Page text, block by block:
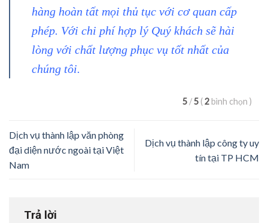
hàng hoàn tất mọi thủ tục với cơ quan cấp
phép. Với chi phí hợp lý Quý khách sẽ hài
lòng với chất lượng phục vụ tốt nhất của
chúng tôi.
5 /5 (2 bình chọn )
Dịch vụ thành lập văn phòng
đại diện nước ngoài tại Việt
Nam
Dịch vụ thành lập công ty uy
tín tại TP HCM
Trả lời